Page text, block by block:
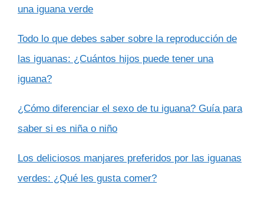
una iguana verde
Todo lo que debes saber sobre la reproducción de
las iguanas: ¿Cuántos hijos puede tener una
iguana?
¿Cómo diferenciar el sexo de tu iguana? Guía para
saber si es niña o niño
Los deliciosos manjares preferidos por las iguanas
verdes: ¿Qué les gusta comer?